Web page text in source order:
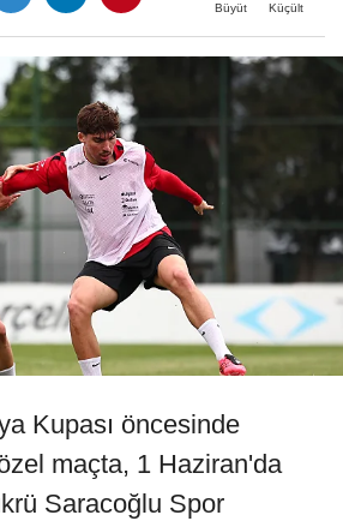
Büyüt Küçült
Kupası öncesinde
maçta, 1 Haziran'da
Saracoğlu Spor